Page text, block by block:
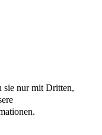
sie nur mit Dritten,